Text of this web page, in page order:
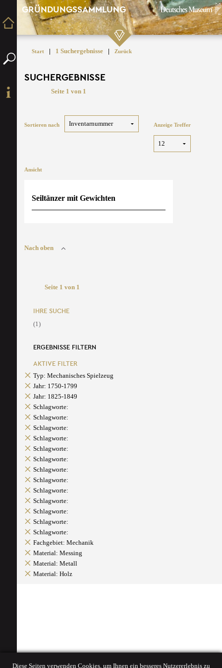
GRÜNDUNGSSAMMLUNG
Start | 1 Suchergebnisse | Zurück
SUCHERGEBNISSE
Seite 1 von 1
Sortieren nach Anzeige Treffer
Ansicht
Seiltänzer mit Gewichten
Nach oben
Seite 1 von 1
IHRE SUCHE
(1)
ERGEBNISSE FILTERN
AKTIVE FILTER
Typ: Mechanisches Spielzeug
Jahr: 1750-1799
Jahr: 1825-1849
Schlagworte:
Schlagworte:
Schlagworte:
Schlagworte:
Schlagworte:
Schlagworte:
Schlagworte:
Schlagworte:
Schlagworte:
Schlagworte:
Schlagworte:
Schlagworte:
Schlagworte:
Fachgebiet: Mechanik
Material: Messing
Material: Metall
Material: Holz
Diese Seiten verwenden Cookies, um Ihnen ein besseres Nutzererlebnis zu